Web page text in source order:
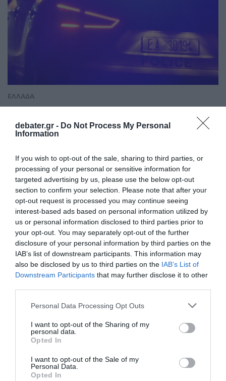
debater.gr - Do Not Process My Personal
Information
If you wish to opt-out of the sale, sharing to third parties, or
processing of your personal or sensitive information for
targeted advertising by us, please use the below opt-out
section to confirm your selection. Please note that after your
opt-out request is processed you may continue seeing
interest-based ads based on personal information utilized by
us or personal information disclosed to third parties prior to
your opt-out. You may separately opt-out of the further
disclosure of your personal information by third parties on the
IAB’s list of downstream participants. This information may
also be disclosed by us to third parties on the IAB’s List of
Downstream Participants that may further disclose it to other
Please note that this website/app uses one or more Google
not limited to your visit or usage behaviour. You may click to
grant or deny consent to Google and its third-party tags to
use your data for below specified purposes in below Google
consent section.
Personal Data Processing Opt Outs
I want to opt-out of the Sharing of my
personal data.
Opted In
I want to opt-out of the Sale of my
Personal Data.
Opted In
ΕΛΛΑΔΑ
κλείδωσε ανήλικη στο σπίτι του – Την
έσωσαν οι φωνές της
Συνελήφθη ο δράστης
ΕΛΛΑΔΑ
Γεμάτα πλοία και ΚΤΕΛ ενόψει
η έξοδος του Αυγούστου